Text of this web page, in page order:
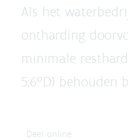
Als het
ontharding
minimale
5,6°D) behouden
Deel online